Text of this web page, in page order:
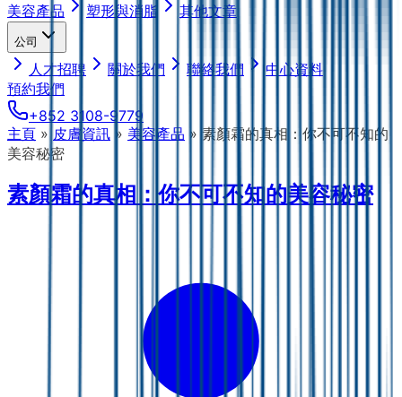
美容產品
塑形與消脂 其他文章
公司
人才招聘 關於我們 聯絡我們
中心資料
預約我們
+852 3108-9779
主頁 » 皮膚資訊 » 美容產品 » 素顏霜的真相：你不可不知的
美容秘密
素顏霜的真相：你不可不知的美容秘密